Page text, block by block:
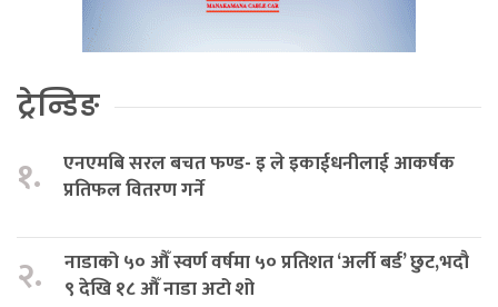
ट्रेन्डिङ
१.
एनएमबि सरल बचत फण्ड- इ ले इकाईधनीलाई आकर्षक
प्रतिफल वितरण गर्ने
२.
नाडाको ५० औँ स्वर्ण वर्षमा ५० प्रतिशत ‘अर्ली बर्ड’ छुट,भदौ
९ देखि १८ औँ नाडा अटो शो